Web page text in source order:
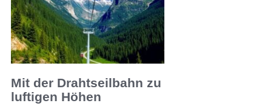
Mit der Drahtseilbahn zu
luftigen Höhen